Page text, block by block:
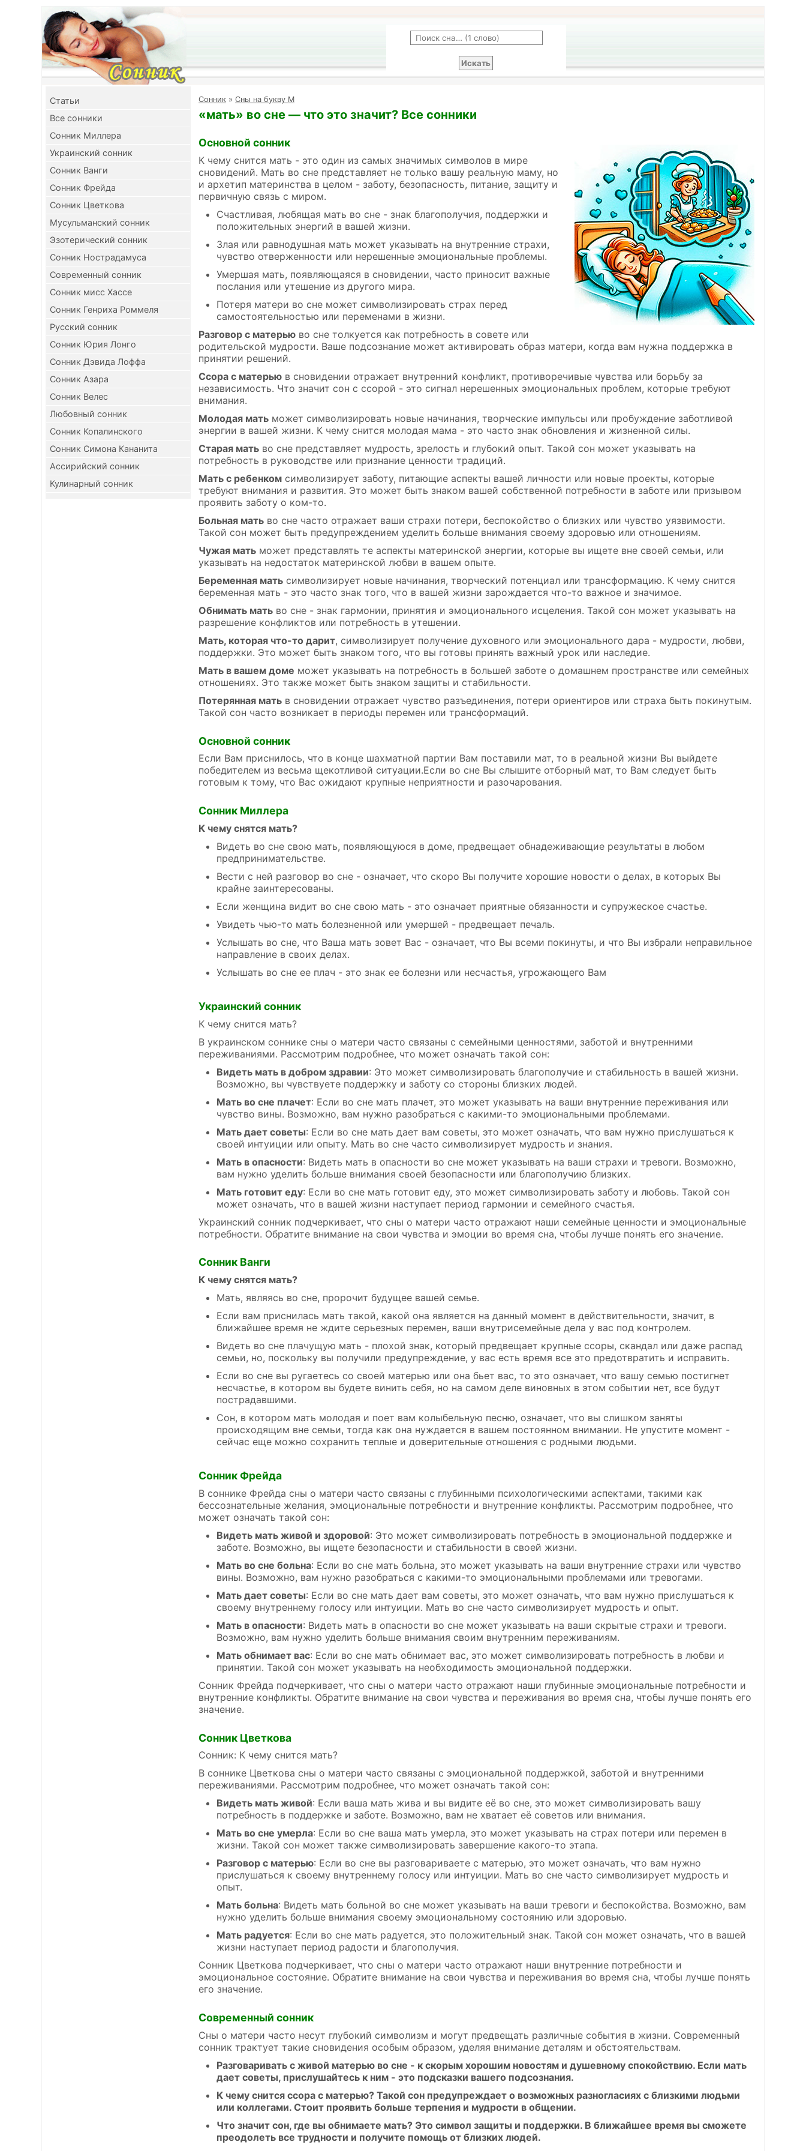
Cтатьи
Все сонники
Сонник Миллера
Украинский сонник
Сонник Ванги
Сонник Фрейда
Сонник Цветкова
Мусульманский сонник
Эзотерический сонник
Сонник Нострадамуса
Современный сонник
Сонник мисс Хассе
Сонник Генриха Роммеля
Русский сонник
Сонник Юрия Лонго
Сонник Дэвида Лоффа
Сонник Азара
Сонник Велес
Любовный сонник
Сонник Копалинского
Сонник Симона Кананита
Ассирийский сонник
Кулинарный сонник
Cонник » Сны на букву М
«мать» во сне — что это значит? Все сонники
Основной сонник
К чему снится мать - это один из самых значимых символов в мире
сновидений. Мать во сне представляет не только вашу реальную маму, но
и архетип материнства в целом - заботу, безопасность, питание, защиту и
первичную связь с миром.
Счастливая, любящая мать во сне - знак благополучия, поддержки и
положительных энергий в вашей жизни.
Злая или равнодушная мать может указывать на внутренние страхи,
чувство отверженности или нерешенные эмоциональные проблемы.
Умершая мать, появляющаяся в сновидении, часто приносит важные
послания или утешение из другого мира.
Потеря матери во сне может символизировать страх перед
самостоятельностью или переменами в жизни.
Разговор с матерью во сне толкуется как потребность в совете или
родительской мудрости. Ваше подсознание может активировать образ матери, когда вам нужна поддержка в
принятии решений.
Ссора с матерью в сновидении отражает внутренний конфликт, противоречивые чувства или борьбу за
независимость. Что значит сон с ссорой - это сигнал нерешенных эмоциональных проблем, которые требуют
внимания.
Молодая мать может символизировать новые начинания, творческие импульсы или пробуждение заботливой
энергии в вашей жизни. К чему снится молодая мама - это часто знак обновления и жизненной силы.
Старая мать во сне представляет мудрость, зрелость и глубокий опыт. Такой сон может указывать на
потребность в руководстве или признание ценности традиций.
Мать с ребенком символизирует заботу, питающие аспекты вашей личности или новые проекты, которые
требуют внимания и развития. Это может быть знаком вашей собственной потребности в заботе или призывом
проявить заботу о ком-то.
Больная мать во сне часто отражает ваши страхи потери, беспокойство о близких или чувство уязвимости.
Такой сон может быть предупреждением уделить больше внимания своему здоровью или отношениям.
Чужая мать может представлять те аспекты материнской энергии, которые вы ищете вне своей семьи, или
указывать на недостаток материнской любви в вашем опыте.
Беременная мать символизирует новые начинания, творческий потенциал или трансформацию. К чему снится
беременная мать - это часто знак того, что в вашей жизни зарождается что-то важное и значимое.
Обнимать мать во сне - знак гармонии, принятия и эмоционального исцеления. Такой сон может указывать на
разрешение конфликтов или потребность в утешении.
Мать, которая что-то дарит, символизирует получение духовного или эмоционального дара - мудрости, любви,
поддержки. Это может быть знаком того, что вы готовы принять важный урок или наследие.
Мать в вашем доме может указывать на потребность в большей заботе о домашнем пространстве или семейных
отношениях. Это также может быть знаком защиты и стабильности.
Потерянная мать в сновидении отражает чувство разъединения, потери ориентиров или страха быть покинутым.
Такой сон часто возникает в периоды перемен или трансформаций.
Основной сонник
Если Вам приснилось, что в конце шахматной партии Вам поставили мат, то в реальной жизни Вы выйдете
победителем из весьма щекотливой ситуации.Если во сне Вы слышите отборный мат, то Вам следует быть
готовым к тому, что Вас ожидают крупные неприятности и разочарования.
Сонник Миллера
К чему снятся мать?
Видеть во сне свою мать, появляющуюся в доме, предвещает обнадеживающие результаты в любом
предпринимательстве.
Вести с ней разговор во сне - означает, что скоро Вы получите хорошие новости о делах, в которых Вы
крайне заинтересованы.
Если женщина видит во сне свою мать - это означает приятные обязанности и супружеское счастье.
Увидеть чью-то мать болезненной или умершей - предвещает печаль.
Услышать во сне, что Ваша мать зовет Вас - означает, что Вы всеми покинуты, и что Вы избрали неправильное
направление в своих делах.
Услышать во сне ее плач - это знак ее болезни или несчастья, угрожающего Вам
Украинский сонник
К чему снится мать?
В украинском соннике сны о матери часто связаны с семейными ценностями, заботой и внутренними
переживаниями. Рассмотрим подробнее, что может означать такой сон:
Видеть мать в добром здравии: Это может символизировать благополучие и стабильность в вашей жизни.
Возможно, вы чувствуете поддержку и заботу со стороны близких людей.
Мать во сне плачет: Если во сне мать плачет, это может указывать на ваши внутренние переживания или
чувство вины. Возможно, вам нужно разобраться с какими-то эмоциональными проблемами.
Мать дает советы: Если во сне мать дает вам советы, это может означать, что вам нужно прислушаться к
своей интуиции или опыту. Мать во сне часто символизирует мудрость и знания.
Мать в опасности: Видеть мать в опасности во сне может указывать на ваши страхи и тревоги. Возможно,
вам нужно уделить больше внимания своей безопасности или благополучию близких.
Мать готовит еду: Если во сне мать готовит еду, это может символизировать заботу и любовь. Такой сон
может означать, что в вашей жизни наступает период гармонии и семейного счастья.
Украинский сонник подчеркивает, что сны о матери часто отражают наши семейные ценности и эмоциональные
потребности. Обратите внимание на свои чувства и эмоции во время сна, чтобы лучше понять его значение.
Сонник Ванги
К чему снятся мать?
Мать, являясь во сне, пророчит будущее вашей семье.
Если вам приснилась мать такой, какой она является на данный момент в действительности, значит, в
ближайшее время не ждите серьезных перемен, ваши внутрисемейные дела у вас под контролем.
Видеть во сне плачущую мать - плохой знак, который предвещает крупные ссоры, скандал или даже распад
семьи, но, поскольку вы получили предупреждение, у вас есть время все это предотвратить и исправить.
Если во сне вы ругаетесь со своей матерью или она бьет вас, то это означает, что вашу семью постигнет
несчастье, в котором вы будете винить себя, но на самом деле виновных в этом событии нет, все будут
пострадавшими.
Сон, в котором мать молодая и поет вам колыбельную песню, означает, что вы слишком заняты
происходящим вне семьи, тогда как она нуждается в вашем постоянном внимании. Не упустите момент -
сейчас еще можно сохранить теплые и доверительные отношения с родными людьми.
Сонник Фрейда
В соннике Фрейда сны о матери часто связаны с глубинными психологическими аспектами, такими как
бессознательные желания, эмоциональные потребности и внутренние конфликты. Рассмотрим подробнее, что
может означать такой сон:
Видеть мать живой и здоровой: Это может символизировать потребность в эмоциональной поддержке и
заботе. Возможно, вы ищете безопасности и стабильности в своей жизни.
Мать во сне больна: Если во сне мать больна, это может указывать на ваши внутренние страхи или чувство
вины. Возможно, вам нужно разобраться с какими-то эмоциональными проблемами или тревогами.
Мать дает советы: Если во сне мать дает вам советы, это может означать, что вам нужно прислушаться к
своему внутреннему голосу или интуиции. Мать во сне часто символизирует мудрость и опыт.
Мать в опасности: Видеть мать в опасности во сне может указывать на ваши скрытые страхи и тревоги.
Возможно, вам нужно уделить больше внимания своим внутренним переживаниям.
Мать обнимает вас: Если во сне мать обнимает вас, это может символизировать потребность в любви и
принятии. Такой сон может указывать на необходимость эмоциональной поддержки.
Сонник Фрейда подчеркивает, что сны о матери часто отражают наши глубинные эмоциональные потребности и
внутренние конфликты. Обратите внимание на свои чувства и переживания во время сна, чтобы лучше понять его
значение.
Сонник Цветкова
Сонник: К чему снится мать?
В соннике Цветкова сны о матери часто связаны с эмоциональной поддержкой, заботой и внутренними
переживаниями. Рассмотрим подробнее, что может означать такой сон:
Видеть мать живой: Если ваша мать жива и вы видите её во сне, это может символизировать вашу
потребность в поддержке и заботе. Возможно, вам не хватает её советов или внимания.
Мать во сне умерла: Если во сне ваша мать умерла, это может указывать на страх потери или перемен в
жизни. Такой сон может также символизировать завершение какого-то этапа.
Разговор с матерью: Если во сне вы разговариваете с матерью, это может означать, что вам нужно
прислушаться к своему внутреннему голосу или интуиции. Мать во сне часто символизирует мудрость и
опыт.
Мать больна: Видеть мать больной во сне может указывать на ваши тревоги и беспокойства. Возможно, вам
нужно уделить больше внимания своему эмоциональному состоянию или здоровью.
Мать радуется: Если во сне мать радуется, это положительный знак. Такой сон может означать, что в вашей
жизни наступает период радости и благополучия.
Сонник Цветкова подчеркивает, что сны о матери часто отражают наши внутренние потребности и
эмоциональное состояние. Обратите внимание на свои чувства и переживания во время сна, чтобы лучше понять
его значение.
Современный сонник
Сны о матери часто несут глубокий символизм и могут предвещать различные события в жизни. Современный
сонник трактует такие сновидения особым образом, уделяя внимание деталям и обстоятельствам.
Разговаривать с живой матерью во сне - к скорым хорошим новостям и душевному спокойствию. Если мать
дает советы, прислушайтесь к ним - это подсказки вашего подсознания.
К чему снится ссора с матерью? Такой сон предупреждает о возможных разногласиях с близкими людьми
или коллегами. Стоит проявить больше терпения и мудрости в общении.
Что значит сон, где вы обнимаете мать? Это символ защиты и поддержки. В ближайшее время вы сможете
преодолеть все трудности и получите помощь от близких людей.